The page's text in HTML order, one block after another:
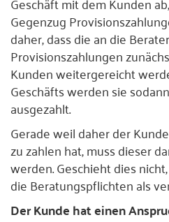
Gegenzug
daher, dass die an die
Provisionszahlungen
Kunden weitergereicht
Geschäfts werden sie
ausgezahlt.
Gerade weil daher der
zu zahlen hat, muss dieser
werden. Geschieht dies
die Beratungspflichten als
Der Kunde hat einen